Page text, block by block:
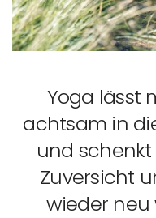
Yoga lässt
achtsam in
und schenkt
Zuversicht
wieder neu